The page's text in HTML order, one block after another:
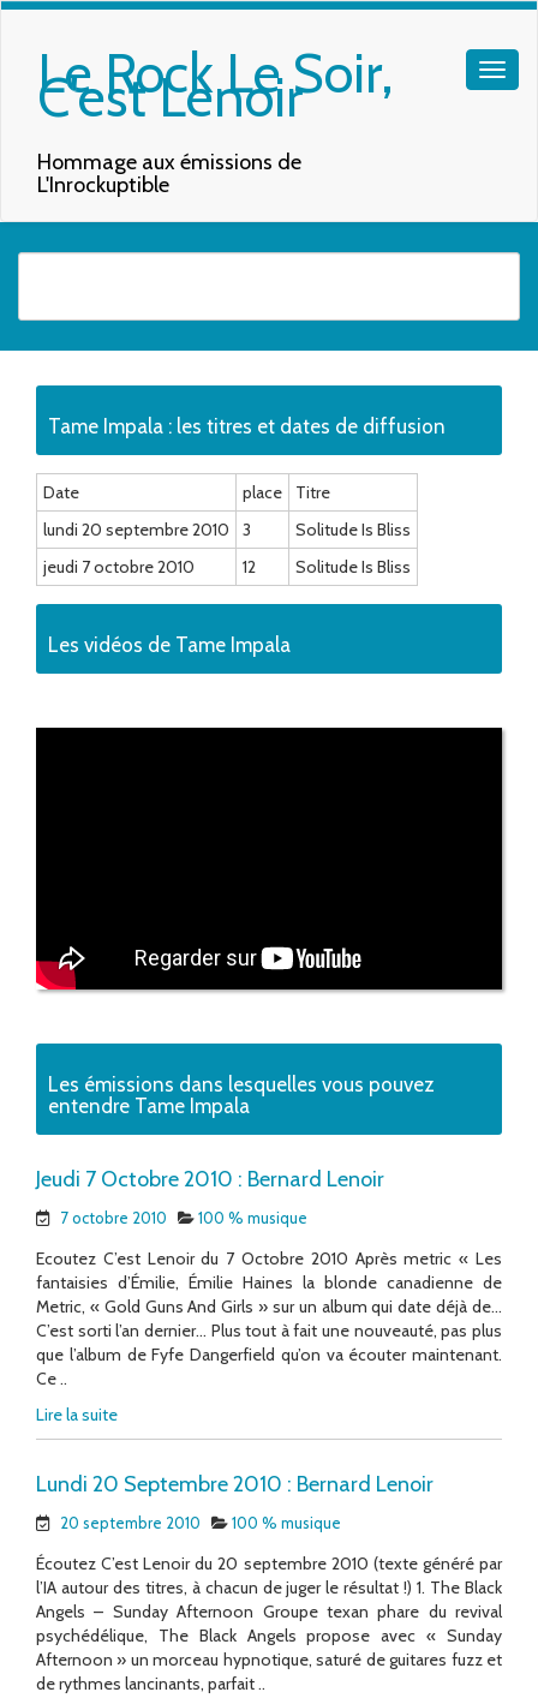
Le Rock Le Soir,
C'est Lenoir
Hommage aux émissions de
L'Inrockuptible
Tame Impala : les titres et dates de diffusion
Date place
Titre
lundi 20 septembre 2010
3
Solitude Is Bliss
jeudi 7 octobre 2010
12 Solitude Is Bliss
Les vidéos de Tame Impala
Les émissions dans lesquelles vous pouvez
entendre Tame Impala
Jeudi 7 Octobre 2010 : Bernard Lenoir
7 octobre 2010 100 % musique
Ecoutez C’est Lenoir du 7 Octobre 2010 Après metric « Les
fantaisies d’Émilie, Émilie Haines la blonde canadienne de
Metric, « Gold Guns And Girls » sur un album qui date déjà de…
C’est sorti l’an dernier… Plus tout à fait une nouveauté, pas plus
que l’album de Fyfe Dangerfield qu’on va écouter maintenant.
Ce ..
Lire la suite
Lundi 20 Septembre 2010 : Bernard Lenoir
20 septembre 2010 100 % musique
Écoutez C’est Lenoir du 20 septembre 2010 (texte généré par
l’IA autour des titres, à chacun de juger le résultat !) 1. The Black
Angels – Sunday Afternoon Groupe texan phare du revival
psychédélique, The Black Angels propose avec « Sunday
Afternoon » un morceau hypnotique, saturé de guitares fuzz et
de rythmes lancinants, parfait ..